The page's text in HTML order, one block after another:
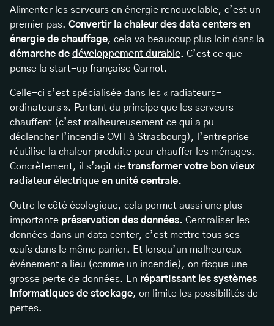
Alimenter les serveurs en énergie renouvelable, c’est un
premier pas. Convertir la chaleur des data centers en
énergie de chauffage, cela va beaucoup plus loin dans la
démarche de développement durable. C’est ce que
pense la start-up française Qarnot.
Celle-ci s’est spécialisée dans les « radiateurs-
ordinateurs ». Partant du principe que les serveurs
chauffent (c’est malheureusement ce qui a pu
déclencher l’incendie OVH à Strasbourg), l’entreprise
réutilise la chaleur produite pour chauffer les ménages.
Concrètement, il s’agit de transformer votre bon vieux
radiateur électrique en unité centrale.
Outre le côté écologique, cela permet aussi une plus
importante préservation des données. Centraliser les
données dans un data center, c’est mettre tous ses
œufs dans le même panier. Et lorsqu’un malheureux
événement a lieu (comme un incendie), on risque une
grosse perte de données. En répartissant les systèmes
informatiques de stockage, on limite les possibilités de
pertes.